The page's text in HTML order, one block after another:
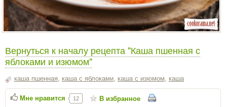
Вернуться к началу рецепта "Каша пшенная с
яблоками и изюмом"
каша пшенная, каша с яблоками, каша с изюмом, каша
Мне нравится 12 В избранное